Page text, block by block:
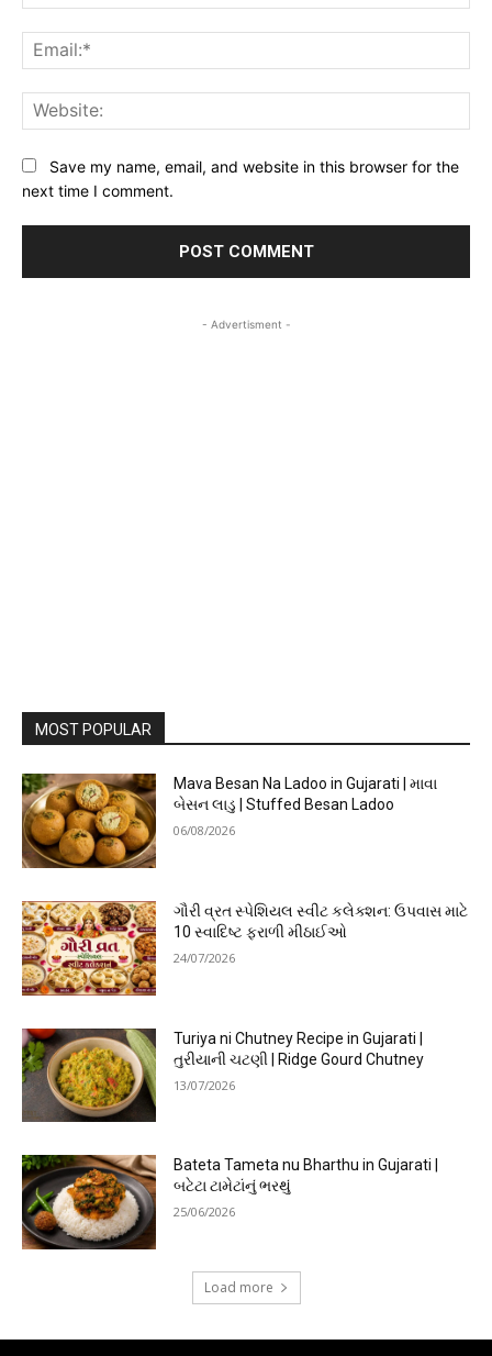
Save my name, email, and website in this browser for the
next time I comment.
- Advertisment -
MOST POPULAR
Mava Besan Na Ladoo in Gujarati | માવા
બેસન લાડુ | Stuffed Besan Ladoo
06/08/2026
ગૌરી વ્રત સ્પેશિયલ સ્વીટ કલેક્શન: ઉપવાસ માટે
10 સ્વાદિષ્ટ ફરાળી મીઠાઈઓ
24/07/2026
Turiya ni Chutney Recipe in Gujarati |
તુરીયાની ચટણી | Ridge Gourd Chutney
13/07/2026
Bateta Tameta nu Bharthu in Gujarati |
બટેટા ટામેટાંનું ભરથું
25/06/2026
Load more